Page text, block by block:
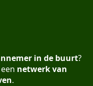
in de buurt?
netwerk van
.